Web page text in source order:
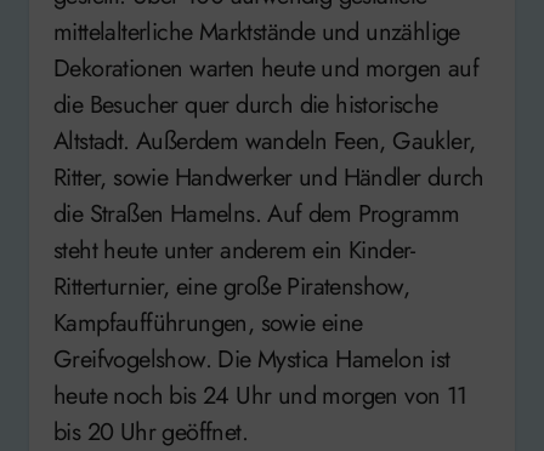
mittelalterliche Marktstände und unzählige
Dekorationen warten heute und morgen auf
die Besucher quer durch die historische
Altstadt. Außerdem wandeln Feen, Gaukler,
Ritter, sowie Handwerker und Händler durch
die Straßen Hamelns. Auf dem Programm
steht heute unter anderem ein Kinder-
Ritterturnier, eine große Piratenshow,
Kampfaufführungen, sowie eine
Greifvogelshow. Die Mystica Hamelon ist
heute noch bis 24 Uhr und morgen von 11
bis 20 Uhr geöffnet.